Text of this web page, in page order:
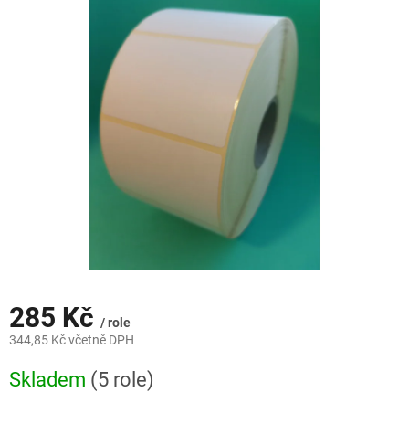
285 Kč / role
344,85 Kč včetně DPH
cena:
Skladem (5 role)